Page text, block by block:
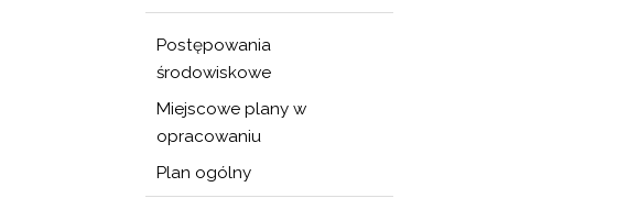
Postępowania
środowiskowe
Miejscowe plany w
opracowaniu
Plan ogólny